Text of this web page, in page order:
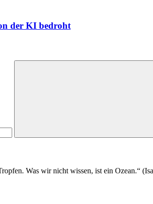
der KI bedroht
Suchen
Was wir nicht wissen, ist ein Ozean.“